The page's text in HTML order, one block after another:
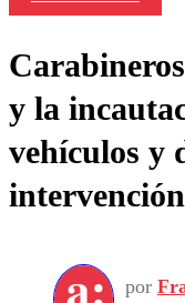
y la
vehículos y
por